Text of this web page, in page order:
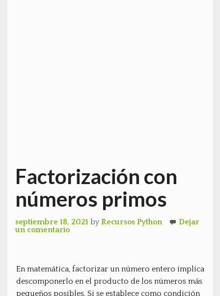
Factorización con
números primos
septiembre 18, 2021 by Recursos Python
Dejar
un comentario
En matemática, factorizar un número entero implica
descomponerlo en el producto de los números más
pequeños posibles. Si se establece como condición